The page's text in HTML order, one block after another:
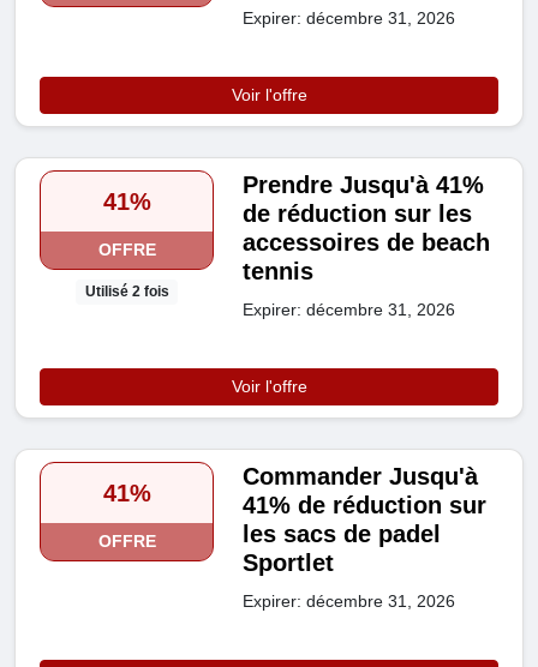
Expirer: décembre 31, 2026
Voir l'offre
41%
OFFRE
Utilisé 2 fois
Prendre Jusqu'à 41%
de réduction sur les
accessoires de beach
tennis
Expirer: décembre 31, 2026
Voir l'offre
41%
OFFRE
Commander Jusqu'à
41% de réduction sur
les sacs de padel
Sportlet
Expirer: décembre 31, 2026